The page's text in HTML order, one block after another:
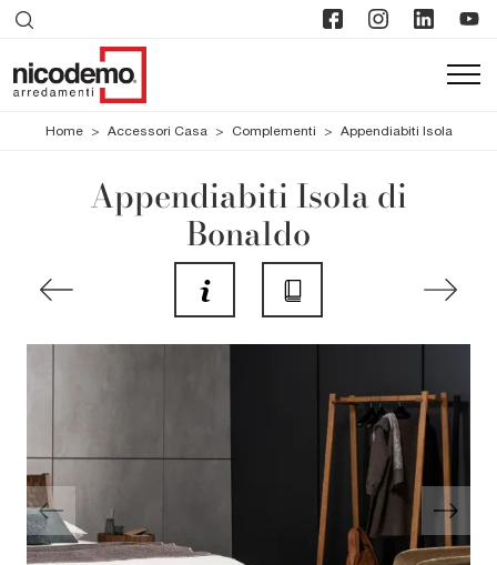
Home > Accessori Casa > Complementi > Appendiabiti Isola
Appendiabiti Isola di
Bonaldo